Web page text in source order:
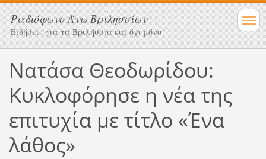
Ραδιόφωνο Άνω Βριλησσίων
Ειδήσεις για τα Βριλήσσια και όχι μόνο
Νατάσα Θεοδωρίδου:
Κυκλοφόρησε η νέα της
επιτυχία με τίτλο «Ένα
λάθος»